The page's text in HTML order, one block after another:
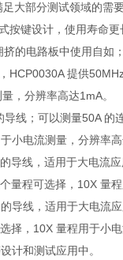
大部分测试领域的
按键设计，使用寿命
的电路板中使用自如
HCP0030A提供
，分辨率高达1mA。
导线；可以测量50A 的
小电流测量，分辨率
的导线，适用于大电流
量程可选择， 10X 量
的导线，适用于大电流
择， 10X 量程用于小
计和测试应用中。